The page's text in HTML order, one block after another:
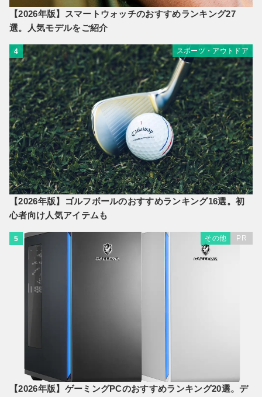
【2026年版】スマートウォッチのおすすめランキング27
選。人気モデルをご紹介
4 スポーツ・アウトドア
【2026年版】ゴルフボールのおすすめランキング16選。初
心者向け人気アイテムも
5 その他 PR
【2026年版】ゲーミングPCのおすすめランキング20選。デ